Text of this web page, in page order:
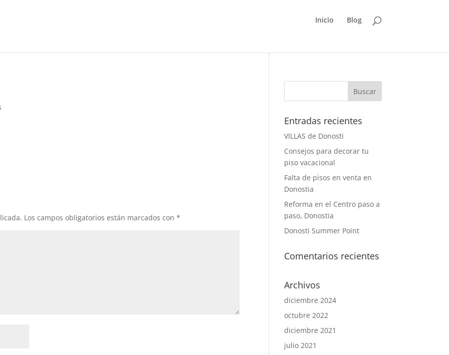
Inicio Blog
Los campos obligatorios están marcados con*
Entradas recientes
VILLAS de Donosti
Consejos para decorar tu
piso vacacional
Falta de pisos en venta en
Donostia
Reforma en el Centro paso a
paso, Donostia
Donosti Summer Point
Comentarios recientes
Archivos
diciembre 2024
octubre 2022
diciembre 2021
julio 2021